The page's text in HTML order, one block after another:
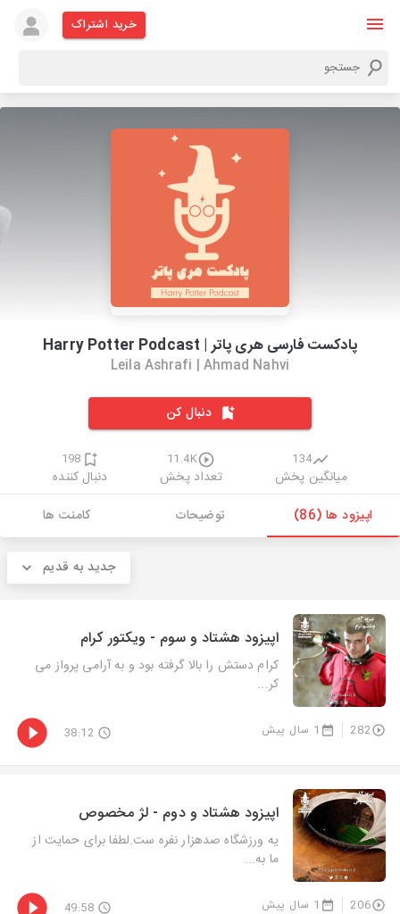
خرید اشتراک
پادکست فارسی هری پاتر | Harry Potter Podcast
Leila Ashrafi | Ahmad Nahvi
دنبال کن
134
میانگین پخش
11.4K
تعداد پخش
198
دنبال کننده
اپیزود ها (86)
توضیحات کامنت ها
جدید به قدیم
اپیزود هشتاد و سوم - ویکتور کرام
کرام دستش را بالا گرفته بود و به آرامی پرواز می
کر...
282 1 سال پیش 38:12
اپیزود هشتاد و دوم - لژ مخصوص
یه ورزشگاه صدهزار نفره ست.لطفا برای حمایت از
ما به...
206 1 سال پیش 49:58